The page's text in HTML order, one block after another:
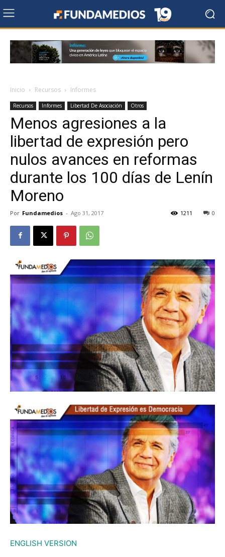
Inicio Recursos Informes
Recursos Informes Libertad De Asociación Otros
Menos agresiones a la
libertad de expresión pero
nulos avances en reformas
durante los 100 días de Lenín
Moreno
Por Fundamedios - Ago 31, 2017 0
1211
ENGLISH VERSION